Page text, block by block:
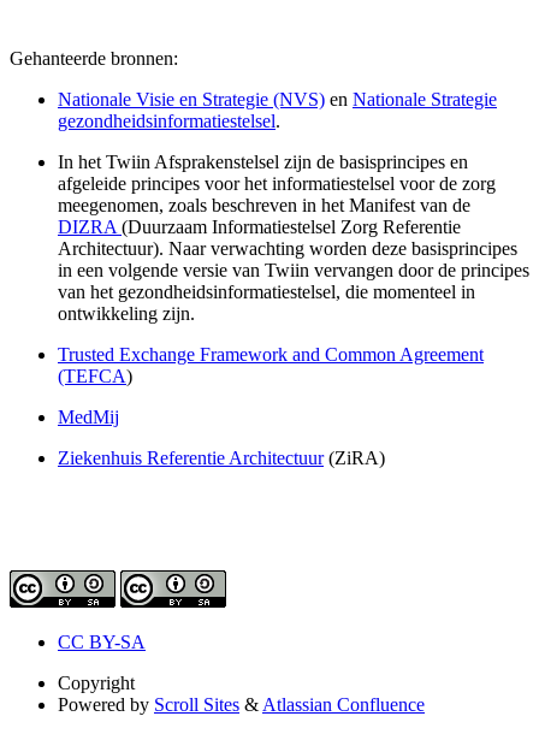
Gehanteerde bronnen:
Nationale Visie en Strategie (NVS) en Nationale Strategie
gezondheidsinformatiestelsel.
In het Twiin Afsprakenstelsel zijn de basisprincipes en
afgeleide principes voor het informatiestelsel voor de zorg
meegenomen, zoals beschreven in het Manifest van de
DIZRA (Duurzaam Informatiestelsel Zorg Referentie
Architectuur). Naar verwachting worden deze basisprincipes
in een volgende versie van Twiin vervangen door de principes
van het gezondheidsinformatiestelsel, die momenteel in
ontwikkeling zijn.
Trusted Exchange Framework and Common Agreement
(TEFCA)
MedMij
Ziekenhuis Referentie Architectuur(ZiRA)
CC BY-SA
Copyright
Powered by Scroll Sites & Atlassian Confluence